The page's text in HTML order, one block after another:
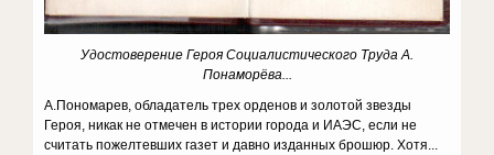
Удостоверение Героя Социалистического Труда А.
Понаморёва...
А.Пономарев, обладатель трех орденов и золотой звезды
Героя, никак не отмечен в истории города и ИАЭС, если не
считать пожелтевших газет и давно изданных брошюр. Хотя...